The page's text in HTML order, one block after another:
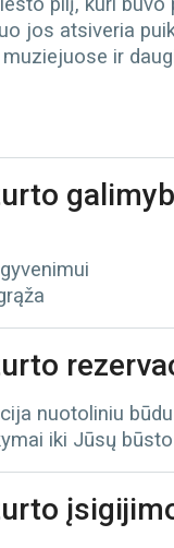
jos atsiveria
ir
nuotoliniu
iki Jūsų